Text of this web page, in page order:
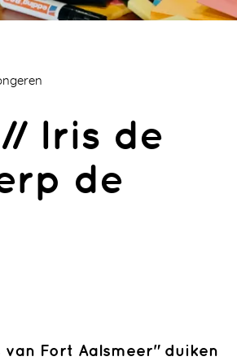
Iris de
de
Fort Aalsmeer" duiken